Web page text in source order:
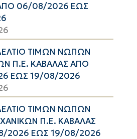
06/08/2026 ΕΩΣ
ΤΙΜΩΝ ΝΩΠΩΝ
Π.Ε. ΚΑΒΑΛΑΣ ΑΠΟ
ΕΩΣ 19/08/2026
ΤΙΜΩΝ ΝΩΠΩΝ
Π.Ε. ΚΑΒΑΛΑΣ
2026 ΕΩΣ 19/08/2026